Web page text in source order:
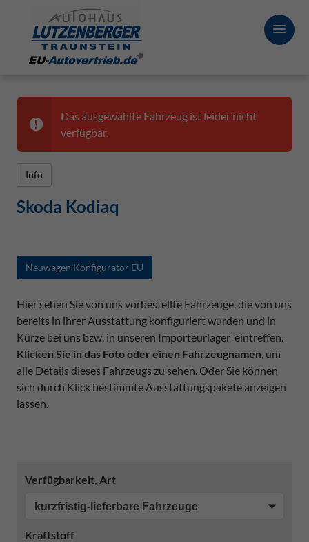
Das ausgewählte Fahrzeug ist leider nicht
verfügbar.
Info
Skoda Kodiaq
Neuwagen Konfigurator EU
Hier sehen Sie von uns vorbestellte Fahrzeuge, die von uns
bereits in ihrer Ausstattung konfiguriert wurden und in
Kürze bei uns bzw. in unseren Importeurlager eintreffen.
Klicken Sie in das Foto oder einen Fahrzeugnamen, um
alle Details dieses Fahrzeugs zu sehen. Oder Sie können
sich durch Klick bestimmte Ausstattungspakete anzeigen
lassen.
Verfügbarkeit, Art
Kraftstoff